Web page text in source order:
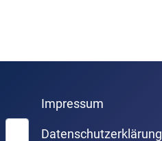
Suchen
Impressum
Datenschutzerklärung